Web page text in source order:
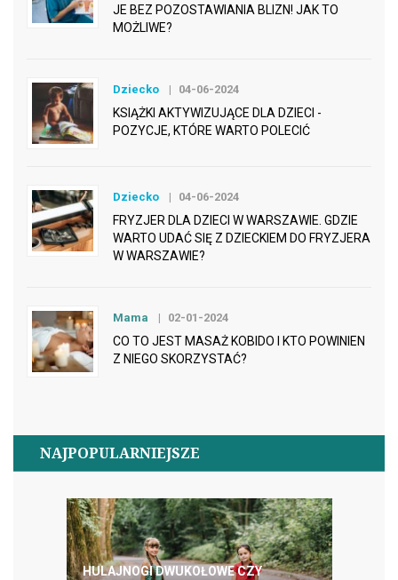
JE BEZ POZOSTAWIANIA BLIZN! JAK TO
MOŻLIWE?
Dziecko 04-06-2024
KSIĄŻKI AKTYWIZUJĄCE DLA DZIECI -
POZYCJE, KTÓRE WARTO POLECIĆ
Dziecko 04-06-2024
FRYZJER DLA DZIECI W WARSZAWIE. GDZIE
WARTO UDAĆ SIĘ Z DZIECKIEM DO FRYZJERA
W WARSZAWIE?
Mama 02-01-2024
CO TO JEST MASAŻ KOBIDO I KTO POWINIEN
Z NIEGO SKORZYSTAĆ?
NAJPOPULARNIEJSZE
HULAJNOGI DWUKOŁOWE CZY